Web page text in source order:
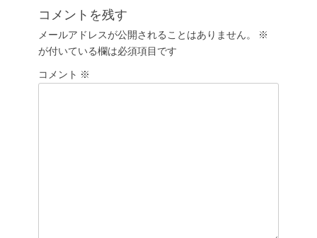
ビ
ゲ
ー
シ
投
コメントを残す
メールアドレスが公開されることはありません。
※
が付いている欄は必須項目です
コメント ※